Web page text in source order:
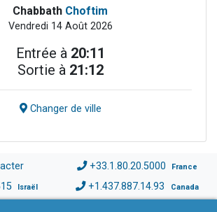
Chabbath Choftim
Vendredi 14 Août 2026
Entrée à 20:11
Sortie à 21:12
Changer de ville
+33.1.80.20.5000 France
Israël +1.437.887.14.93 Canada